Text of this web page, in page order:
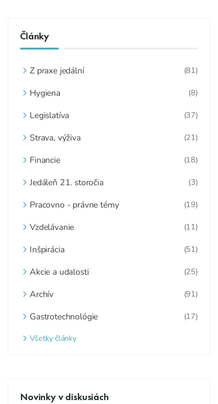
Články
Z praxe jedální (81)
Hygiena (8)
Legislatíva (37)
Strava, výživa (21)
Financie (18)
Jedáleň 21. storočia (3)
Pracovno - právne témy (19)
Vzdelávanie (11)
Inšpirácia (51)
Akcie a udalosti (25)
Archív (91)
Gastrotechnológie (17)
Všetky články
Novinky v diskusiách